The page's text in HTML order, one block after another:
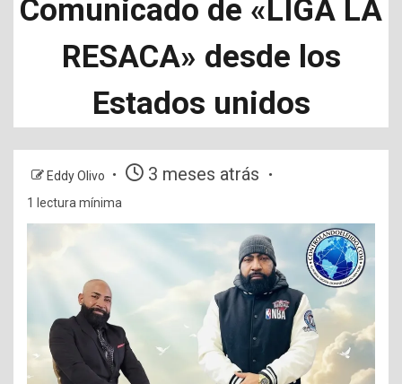
Comunicado de «LIGA LA
RESACA» desde los
Estados unidos
Eddy Olivo 3 meses atrás
1 lectura mínima